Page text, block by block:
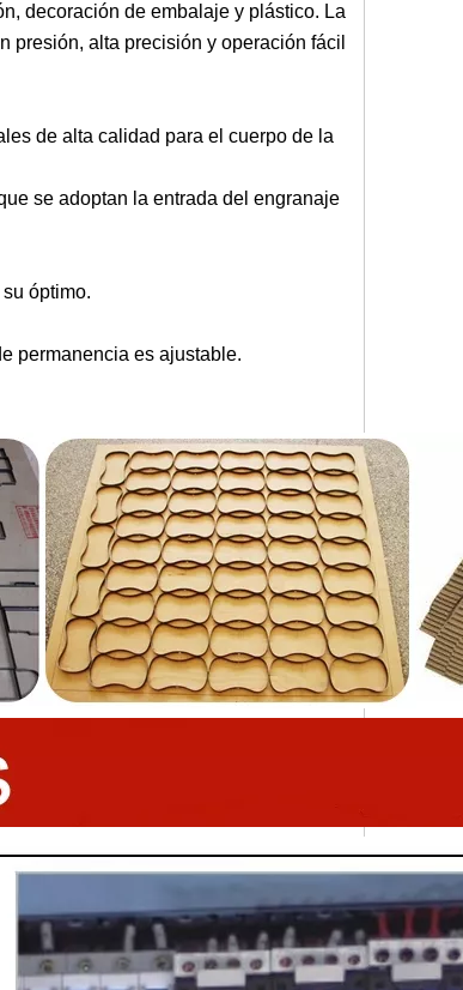
decoración de embalaje y plástico. La
presión, alta precisión y operación fácil
de alta calidad para el cuerpo de la
se adoptan la entrada del engranaje
óptimo.
permanencia es ajustable.